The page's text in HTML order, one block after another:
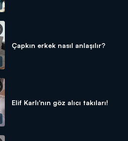
Çapkın erkek nasıl anlaşılır?
Elif Karlı'nın göz alıcı takıları!